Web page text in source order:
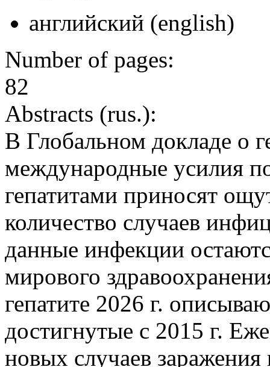
английский (english)
Number of pages:
82
Abstracts (rus.):
В Глобальном докладе о
международные усилия
гепатитами приносят
количество случаев
данные инфекции
мирового
гепатите 2026 г.
достигнутые с 2015 г.
новых случаев